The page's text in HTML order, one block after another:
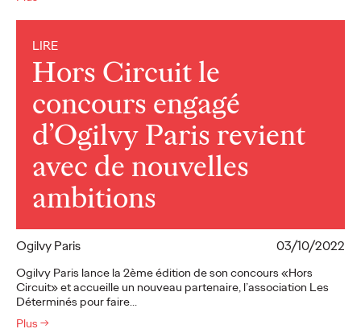
LIRE
Hors Circuit le
concours engagé
d’Ogilvy Paris revient
avec de nouvelles
ambitions
Ogilvy Paris 03/10/2022
Ogilvy Paris lance la 2ème édition de son concours «Hors
Circuit» et accueille un nouveau partenaire, l’association Les
Déterminés pour faire…
Plus →